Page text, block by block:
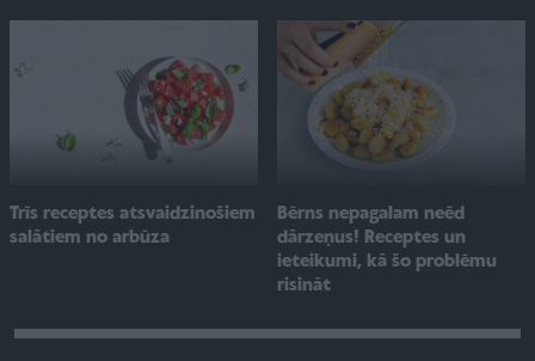
Trīs receptes atsvaidzinošiem
salātiem no arbūza
Bērns nepagalam neēd
dārzeņus! Receptes un
ieteikumi, kā šo problēmu
risināt